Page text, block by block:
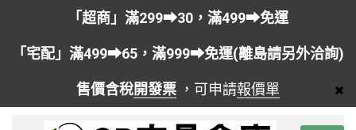
「超商」滿299➡30，滿499➡免運
「宅配」滿499➡65，滿999➡免運(離島請另外洽詢)
售價含稅開發票 ，可申請報價單